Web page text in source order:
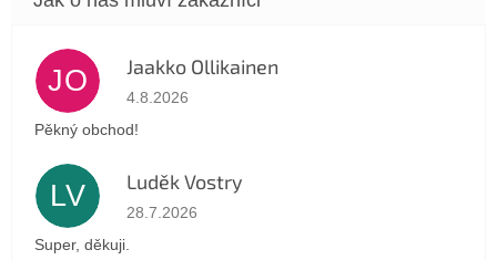
JO Jaakko Ollikainen
Hodnocení obchodu je 5 z 5 hvězdiček.
4.8.2026
Pěkný obchod!
LV Luděk Vostry
Hodnocení obchodu je 5 z 5 hvězdiček.
28.7.2026
Super, děkuji.